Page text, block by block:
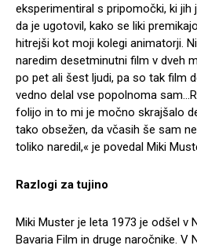
eksperimentiral s pripomočki, ki jih
da je ugotovil, kako se liki
hitrejši kot moji kolegi animatorji.
naredim desetminutni film v dveh
po pet ali šest ljudi, pa so tak film
vedno delal vse popolnoma
folijo in to mi je močno skrajšalo
tako obsežen, da včasih še sam
toliko naredil,« je povedal Miki
Razlogi za tujino
Miki Muster je leta 1973 je odšel v
Bavaria Film in druge naročnike. V